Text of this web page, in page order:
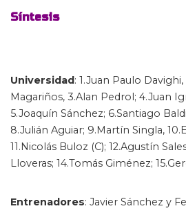
Síntesis
Universidad : 1.Juan Paulo
Magariños, 3.Alan Pedrol; 4.Juan
5.Joaquín Sánchez; 6.Santiago
8.Julián Aguiar; 9.Martín Singla,
11.Nicolás Buloz (C); 12.Agustín
Lloveras; 14.Tomás Giménez;
Entrenadores: Javier Sánchez y